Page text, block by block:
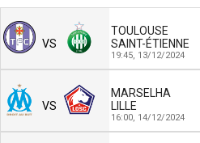
VS
TOULOUSE
SAINT-ÉTIENNE
19:45, 13/12/2024
VS
MARSELHA
LILLE
16:00, 14/12/2024